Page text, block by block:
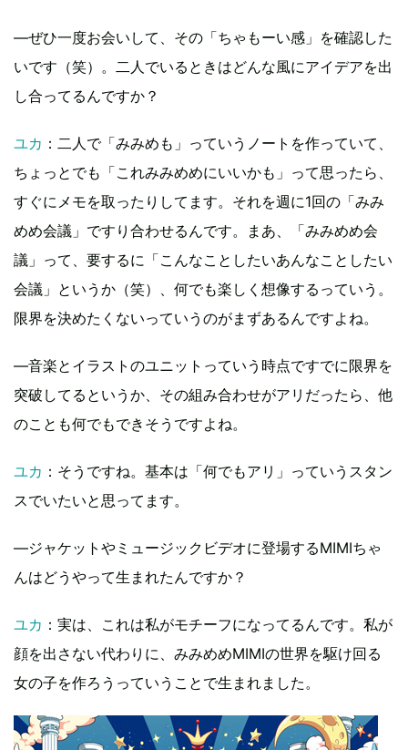
―ぜひ一度お会いして、その「ちゃもーい感」を確認した
いです（笑）。二人でいるときはどんな風にアイデアを出
し合ってるんですか？
ユカ ：二人で「みみめも」っていうノートを作っていて、
ちょっとでも「これみみめめにいいかも」って思ったら、
すぐにメモを取ったりしてます。それを週に1回の「みみ
めめ会議」ですり合わせるんです。まあ、「みみめめ会
議」って、要するに「こんなことしたいあんなことしたい
会議」というか（笑）、何でも楽しく想像するっていう。
限界を決めたくないっていうのがまずあるんですよね。
―音楽とイラストのユニットっていう時点ですでに限界を
突破してるというか、その組み合わせがアリだったら、他
のことも何でもできそうですよね。
ユカ ：そうですね。基本は「何でもアリ」っていうスタン
スでいたいと思ってます。
―ジャケットやミュージックビデオに登場するMIMIちゃ
んはどうやって生まれたんですか？
ユカ ：実は、これは私がモチーフになってるんです。私が
顔を出さない代わりに、みみめめMIMIの世界を駆け回る
女の子を作ろうっていうことで生まれました。